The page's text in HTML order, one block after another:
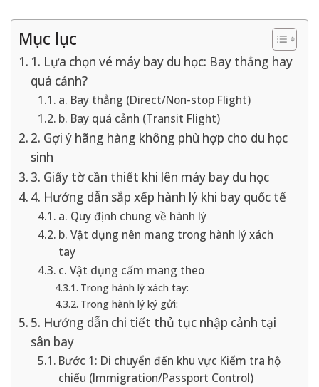
Mục lục
1. Lựa chọn vé máy bay du học: Bay thẳng hay
quá cảnh?
a. Bay thẳng (Direct/Non-stop Flight)
b. Bay quá cảnh (Transit Flight)
2. Gợi ý hãng hàng không phù hợp cho du học
sinh
3. Giấy tờ cần thiết khi lên máy bay du học
4. Hướng dẫn sắp xếp hành lý khi bay quốc tế
a. Quy định chung về hành lý
b. Vật dụng nên mang trong hành lý xách
tay
c. Vật dụng cấm mang theo
Trong hành lý xách tay:
Trong hành lý ký gửi:
5. Hướng dẫn chi tiết thủ tục nhập cảnh tại
sân bay
Bước 1: Di chuyển đến khu vực Kiểm tra hộ
chiếu (Immigration/Passport Control)